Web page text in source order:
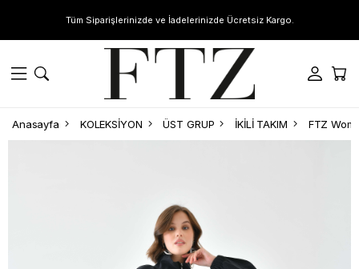
Tüm Siparişlerinizde ve İadelerinizde Ücretsiz Kargo.
Anasayfa KOLEKSİYON ÜST GRUP İKİLİ TAKIM